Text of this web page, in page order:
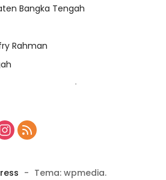
Bangka Tengah
Rahman
- Tema: wpmedia.